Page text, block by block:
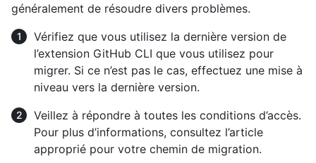
généralement de résoudre divers problèmes.
Vérifiez que vous utilisez la dernière version de
l’extension GitHub CLI que vous utilisez pour
migrer. Si ce n’est pas le cas, effectuez une mise à
niveau vers la dernière version.
Veillez à répondre à toutes les conditions d’accès.
Pour plus d’informations, consultez l’article
approprié pour votre chemin de migration.